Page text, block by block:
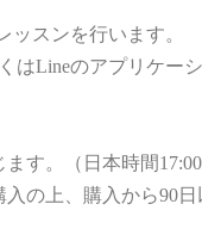
ッスンを行います。
Lineのアプリケー
す。（日本時間
の上、購入から90日